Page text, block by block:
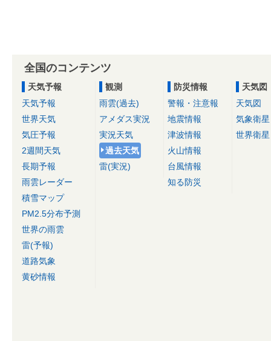
全国のコンテンツ
天気予報
天気予報
世界天気
気圧予報
2週間天気
長期予報
雨雲レーダー
積雪マップ
PM2.5分布予測
世界の雨雲
雷(予報)
道路気象
黄砂情報
観測
雨雲(過去)
アメダス実況
実況天気
過去天気
雷(実況)
防災情報
警報・注意報
地震情報
津波情報
火山情報
台風情報
知る防災
天気図
天気図
気象衛星
世界衛星